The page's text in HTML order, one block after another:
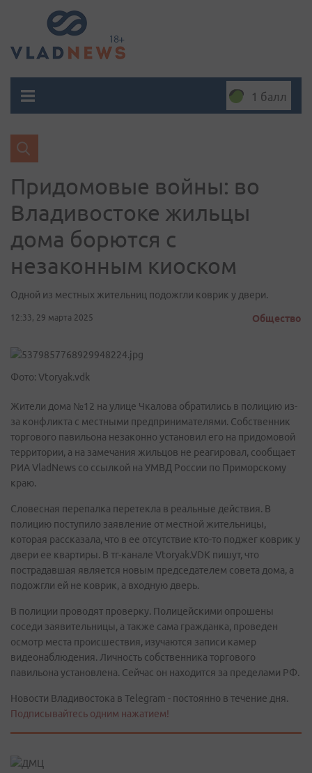
1 балл
Придомовые войны: во
Владивостоке жильцы
дома борются с
незаконным киоском
Одной из местных жительниц подожгли коврик у двери.
12:33, 29 марта 2025 Общество
Фото: Vtoryak.vdk
Жители дома №12 на улице Чкалова обратились в полицию из-
за конфликта с местными предпринимателями. Собственник
торгового павильона незаконно установил его на придомовой
территории, а на замечания жильцов не реагировал, сообщает
РИА VladNews со ссылкой на УМВД России по Приморскому
краю.
Словесная перепалка перетекла в реальные действия. В
полицию поступило заявление от местной жительницы,
которая рассказала, что в ее отсутствие кто-то поджег коврик у
двери ее квартиры. В тг-канале Vtoryak.VDK пишут, что
пострадавшая является новым председателем совета дома, а
подожгли ей не коврик, а входную дверь.
В полиции проводят проверку. Полицейскими опрошены
соседи заявительницы, а также сама гражданка, проведен
осмотр места происшествия, изучаются записи камер
видеонаблюдения. Личность собственника торгового
павильона установлена. Сейчас он находится за пределами РФ.
Новости Владивостока в Telegram - постоянно в течение дня.
Подписывайтесь одним нажатием!